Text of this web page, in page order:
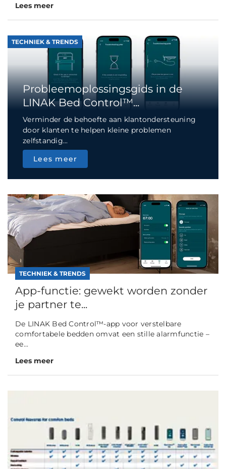
Lees meer
TECHNIEK & TRENDS
Probleemoplossingsgids in de
LINAK Bed Control™...
Verminder de behoefte aan klantondersteuning
door klanten te helpen kleine problemen
zelfstandig...
Lees meer
TECHNIEK & TRENDS
App-functie: gewekt worden zonder
je partner te...
De LINAK Bed Control™-app voor verstelbare
comfortabele bedden omvat een stille alarmfunctie –
ee...
Lees meer